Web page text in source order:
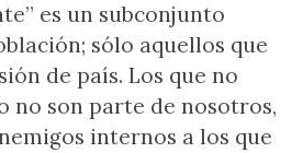
es un subconjunto
sólo aquellos que
de país. Los que no
no son parte de nosotros,
internos a los que